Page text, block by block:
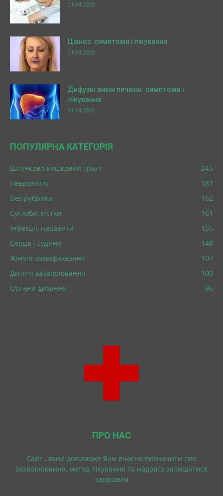
21.04.2020
Ціаноз: симптоми і лікування
21.04.2020
Дифузні зміни печінки: симптоми і
лікування
21.04.2020
ПОПУЛЯРНА КАТЕГОРІЯ
Шлунково-кишковий тракт
245
Неврологія
181
Без рубрики
162
Суглоби, кістки
161
Інфекції, паразити
155
Серце і судини
148
Жіночі захворювання
107
Дитячі захворювання
100
Органи дихання
96
ПРО НАС
Cайт , який допоможе Вам вчасно визначити тип
захворювання, метод лікування та надовго залишатися
здоровим